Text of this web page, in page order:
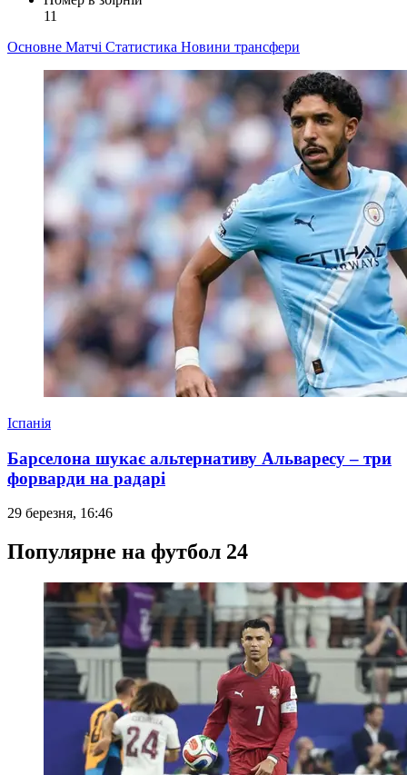
11
Основне Матчі Статистика Новини трансфери
Іспанія
Барселона шукає альтернативу Альваресу – три
форварди на радарі
29 березня, 16:46
Популярне на футбол 24